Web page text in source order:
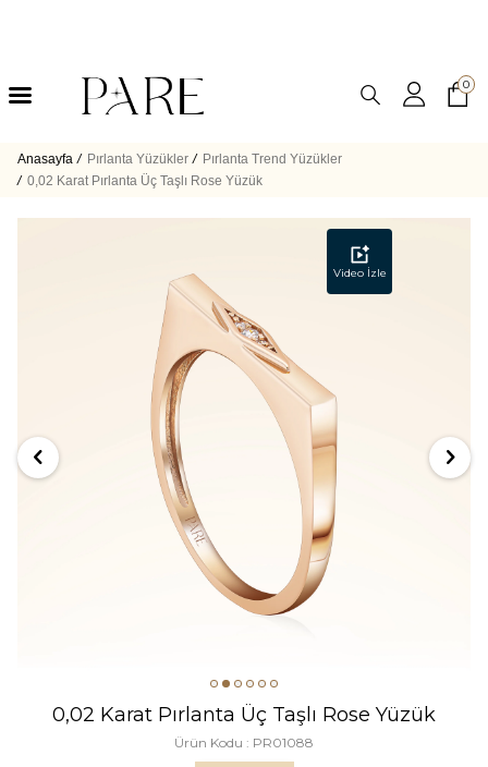
0
Anasayfa / Pırlanta Yüzükler / Pırlanta Trend Yüzükler
/ 0,02 Karat Pırlanta Üç Taşlı Rose Yüzük
Video İzle
0,02 Karat Pırlanta Üç Taşlı Rose Yüzük
Ürün Kodu : PR01088